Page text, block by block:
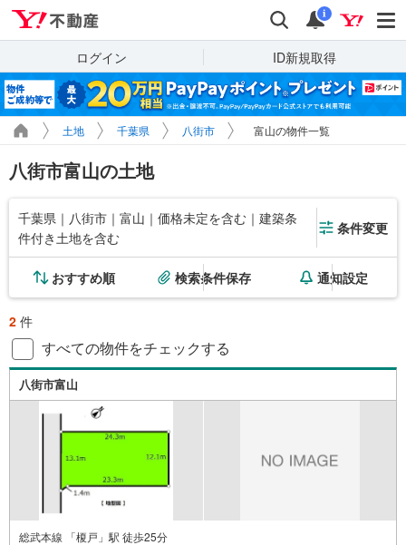
検索 通知
i
ログイン ID新規取得
土地 千葉県 八街市 富山の物件一覧
八街市富山の土地
千葉県｜八街市｜富山｜価格未定を含む｜建築条
件付き土地を含む
条件変更
おすすめ順 検索条件保存 通知設定
2 件
すべての物件をチェックする
八街市富山
総武本線 「榎戸」駅 徒歩25分